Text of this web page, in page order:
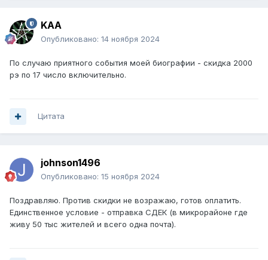
KAA
Опубликовано: 14 ноября 2024
По случаю приятного события моей биографии - скидка 2000
рэ по 17 число включительно.
Цитата
johnson1496
Опубликовано: 15 ноября 2024
Поздравляю. Против скидки не возражаю, готов оплатить.
Единственное условие - отправка СДЕК (в микрорайоне где
живу 50 тыс жителей и всего одна почта).